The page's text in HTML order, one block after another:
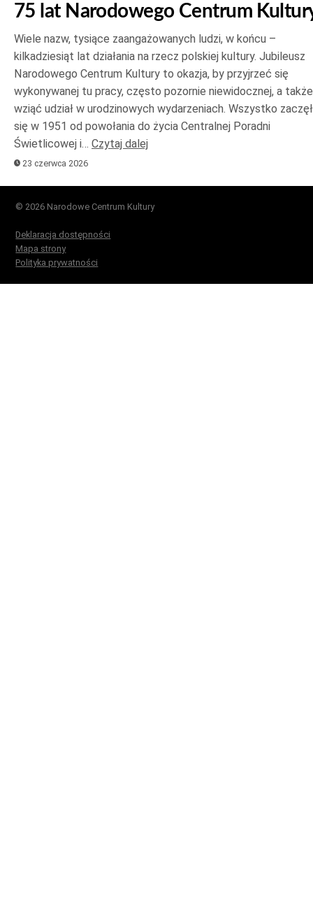
75 lat Narodowego Centrum
Wiele nazw, tysiące zaangażowanych ludzi, w końcu –
kilkadziesiąt lat działania na rzecz polskiej kultury. Jubileusz
Narodowego Centrum Kultury to okazja, by przyjrzeć się
wykonywanej tu pracy, często pozornie niewidocznej, a także
wziąć udział w urodzinowych wydarzeniach. Wszystko
się w 1951 od powołania do życia Centralnej Poradni
Świetlicowej i… Czytaj dalej
23 czerwca 2026
© 2026 Narodowe Centrum Kultury
Deklaracja dostępności
Mapa strony
Polityka prywatności